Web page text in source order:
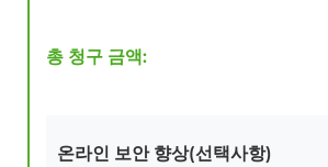
총 청구 금액:
온라인 보안 향상(선택사항)